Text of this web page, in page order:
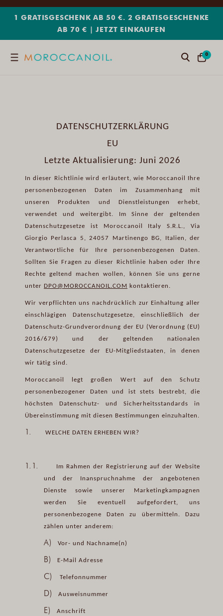
INHALT1 GRATISGESCHENK AB 50 €. 2 GRATISGESCHENKE
AB 70 € | JETZT EINKAUFEN
Suchen 0
ARTIKEL
DATENSCHUTZERKLÄRUNG
EU
Letzte Aktualisierung: Juni 2026
In dieser Richtlinie wird erläutert, wie Moroccanoil Ihre
personenbezogenen Daten im Zusammenhang mit
unseren Produkten und Dienstleistungen erhebt,
verwendet und weitergibt. Im Sinne der geltenden
Datenschutzgesetze ist Moroccanoil Italy S.R.L., Via
Giorgio Perlasca 5, 24057 Martinengo BG, Italien, der
Verantwortliche für Ihre personenbezogenen Daten.
Sollten Sie Fragen zu dieser Richtlinie haben oder Ihre
Rechte geltend machen wollen, können Sie uns gerne
unter DPO@MOROCCANOIL.COM kontaktieren.
Wir verpflichten uns nachdrücklich zur Einhaltung aller
einschlägigen Datenschutzgesetze, einschließlich der
Datenschutz-Grundverordnung der EU (Verordnung (EU)
2016/679) und der geltenden nationalen
Datenschutzgesetze der EU-Mitgliedstaaten, in denen
wir tätig sind.
Moroccanoil legt großen Wert auf den Schutz
personenbezogener Daten und ist stets bestrebt, die
höchsten Datenschutz- und Sicherheitsstandards in
Übereinstimmung mit diesen Bestimmungen einzuhalten.
1. WELCHE DATEN ERHEBEN WIR?
1.1.
Im Rahmen der Registrierung auf der Website
und der Inanspruchnahme der angebotenen
Dienste sowie unserer Marketingkampagnen
werden Sie eventuell aufgefordert, uns
personenbezogene Daten zu übermitteln. Dazu
zählen unter anderem:
A) Vor- und Nachname(n)
B) E-Mail Adresse
C) Telefonnummer
D) Ausweisnummer
E) Anschrift